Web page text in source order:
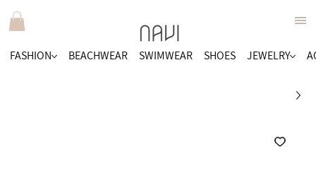
FASHION BEACHWEAR SWIMWEAR SHOES JEWELRY